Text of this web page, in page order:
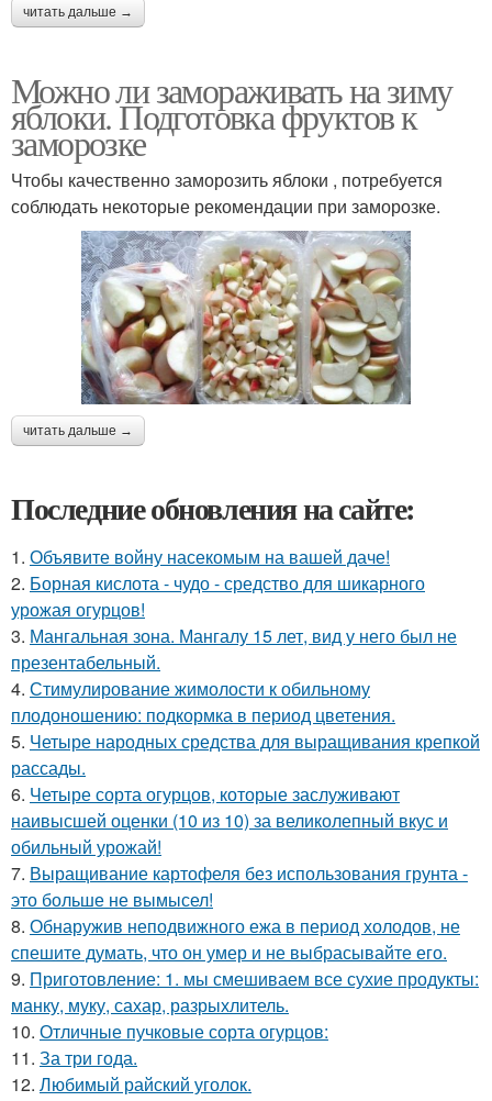
читать дальше →
Можно ли замораживать на зиму
яблоки. Подготовка фруктов к
заморозке
Чтобы качественно заморозить яблоки , потребуется
соблюдать некоторые рекомендации при заморозке.
читать дальше →
Последние обновления на сайте:
1. Объявите войну насекомым на вашей даче!
2. Борная кислота - чудо - средство для шикарного
урожая огурцов!
3. Мангальная зона. Мангалу 15 лет, вид у него был не
презентабельный.
4. Стимулирование жимолости к обильному
плодоношению: подкормка в период цветения.
5. Четыре народных средства для выращивания крепкой
рассады.
6. Четыре сорта огурцов, которые заслуживают
наивысшей оценки (10 из 10) за великолепный вкус и
обильный урожай!
7. Выращивание картофеля без использования грунта -
это больше не вымысел!
8. Обнаружив неподвижного ежа в период холодов, не
спешите думать, что он умер и не выбрасывайте его.
9. Приготовление: 1. мы смешиваем все сухие продукты:
манку, муку, сахар, разрыхлитель.
10. Отличные пучковые сорта огурцов:
11. За три года.
12. Любимый райский уголок.